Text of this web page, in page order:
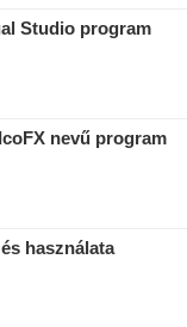
Studio program
nevű program
használata